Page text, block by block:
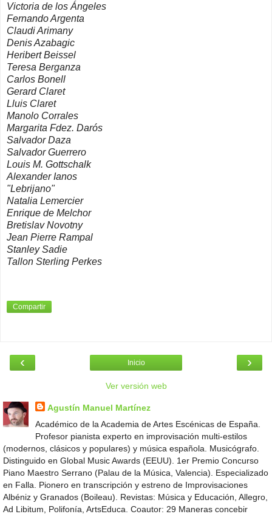
Victoria de los Ángeles
Fernando Argenta
Claudi Arimany
Denis Azabagic
Heribert Beissel
Teresa Berganza
Carlos Bonell
Gerard Claret
Lluis Claret
Manolo Corrales
Margarita Fdez. Darós
Salvador Daza
Salvador Guerrero
Louis M. Gottschalk
Alexander Ianos
"Lebrijano"
Natalia Lemercier
Enrique de Melchor
Bretislav Novotny
Jean Pierre Rampal
Stanley Sadie
Tallon Sterling Perkes
Compartir
‹ ›
Inicio
Ver versión web
Agustín Manuel Martínez
Académico de la Academia de Artes Escénicas de España.
Profesor pianista experto en improvisación multi-estilos
(modernos, clásicos y populares) y música española. Musicógrafo.
Distinguido en Global Music Awards (EEUU). 1er Premio Concurso
Piano Maestro Serrano (Palau de la Música, Valencia). Especializado
en Falla. Pionero en transcripción y estreno de Improvisaciones
Albéniz y Granados (Boileau). Revistas: Música y Educación, Allegro,
Ad Libitum, Polifonía, ArtsEduca. Coautor: 29 Maneras concebir